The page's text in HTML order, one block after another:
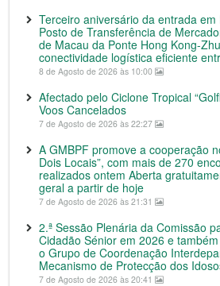
Terceiro aniversário da entrada
Posto de Transferência de
de Macau da Ponte Hong Kong-
conectividade logística eficiente
8 de Agosto de 2026 às 10:00
Afectado pelo Ciclone Tropical
Voos Cancelados
7 de Agosto de 2026 às 22:27
A GMBPF promove a cooperação
Dois Locais”, com mais de 270
realizados ontem Aberta
geral a partir de hoje
7 de Agosto de 2026 às 21:31
2.ª Sessão Plenária da Comissão
Cidadão Sénior em 2026 e
o Grupo de Coordenação
Mecanismo de Protecção dos
7 de Agosto de 2026 às 20:41